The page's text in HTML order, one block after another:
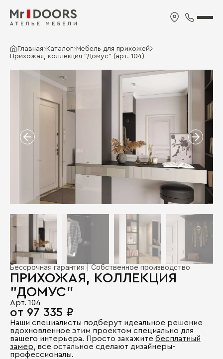
Главная Каталог Мебель для прихожей
Прихожая, коллекция "Домус" (арт. 104)
Бессрочная гарантия | Собственное производство
ПРИХОЖАЯ, КОЛЛЕКЦИЯ
"ДОМУС"
Арт. 104
от 97 335 ₽
Наши специалисты подберут идеальное решение
вдохновленное этим проектом специально для
вашего интерьера. Просто закажите бесплатный
замер , все остальное сделают дизайнеры-
профессионалы.